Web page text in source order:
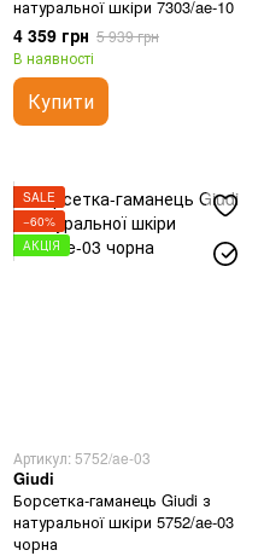
натуральної шкіри 7303/ae-10
4 359 грн 5 939 грн
В наявності
Купити
SALE
−60%
АКЦІЯ
Артикул: 5752/ae-03
Giudi
Борсетка-гаманець Giudi з
натуральної шкіри 5752/ae-03
чорна